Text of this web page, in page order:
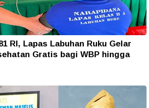
RI, Lapas Labuhan Ruku Gelar
Gratis bagi WBP hingga